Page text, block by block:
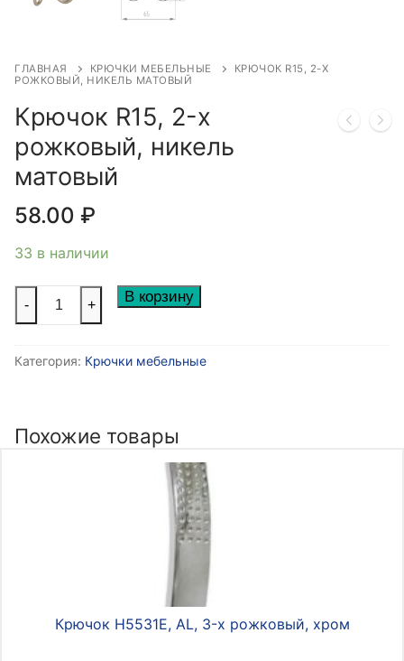
ГЛАВНАЯ КРЮЧКИ МЕБЕЛЬНЫЕ
КРЮЧОК R15, 2-Х
РОЖКОВЫЙ, НИКЕЛЬ МАТОВЫЙ
Крючок R15, 2-х
рожковый, никель
матовый
58.00 ₽
33 в наличии
Количество
R15,
рожковый,
- + В корзину
Категория: Крючки мебельные
Похожие товары
Крючок Н5531Е, AL, 3-х рожковый, хром